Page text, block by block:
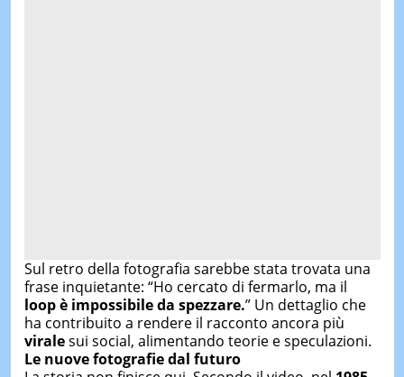
Sul retro della fotografia sarebbe stata trovata una
frase inquietante: “Ho cercato di fermarlo, ma il
loop è impossibile da spezzare.” Un dettaglio che
ha contribuito a rendere il racconto ancora più
viralesui social, alimentando teorie e speculazioni.
Le nuove fotografie dal futuro